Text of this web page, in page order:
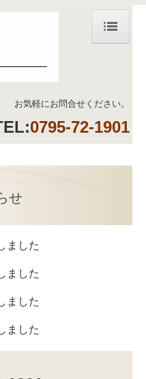
お気軽にお問合せください。
0795-72-1901
せ
ました
ました
ました
ました